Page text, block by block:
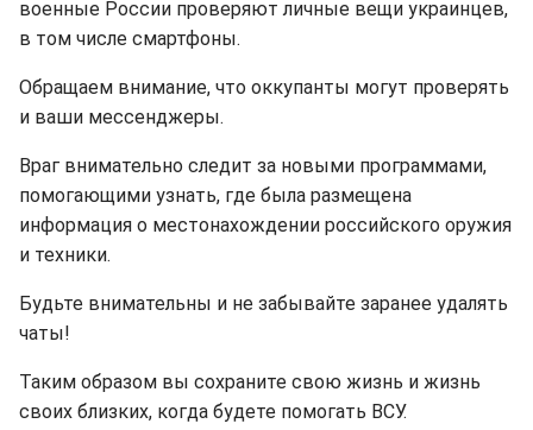
военные России проверяют личные вещи украинцев,
в том числе смартфоны.
Обращаем внимание, что оккупанты могут проверять
и ваши мессенджеры.
Враг внимательно следит за новыми программами,
помогающими узнать, где была размещена
информация о местонахождении российского оружия
и техники.
Будьте внимательны и не забывайте заранее удалять
чаты!
Таким образом вы сохраните свою жизнь и жизнь
своих близких, когда будете помогать ВСУ.